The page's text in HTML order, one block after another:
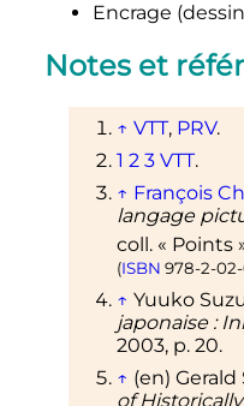
Encrage
Notes et
↑ VTT, PRV.
1 2 3 VTT.
↑ François
langage
coll. « Points
(ISBN 978-2-
↑ Yuuko
japonaise :
2003, p. 20.
↑ (en) Gerald
of